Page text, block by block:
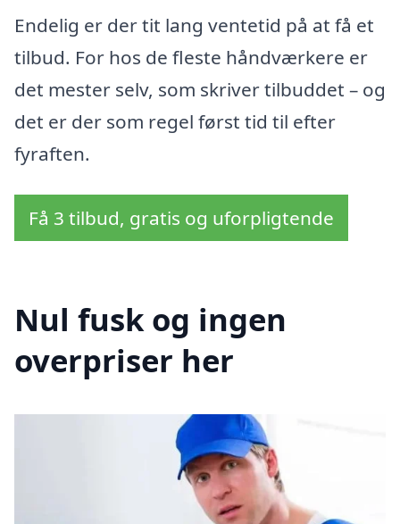
Endelig er der tit lang ventetid på at få et
tilbud. For hos de fleste håndværkere er
det mester selv, som skriver tilbuddet – og
det er der som regel først tid til efter
fyraften.
Få 3 tilbud, gratis og uforpligtende
Nul fusk og ingen
overpriser her